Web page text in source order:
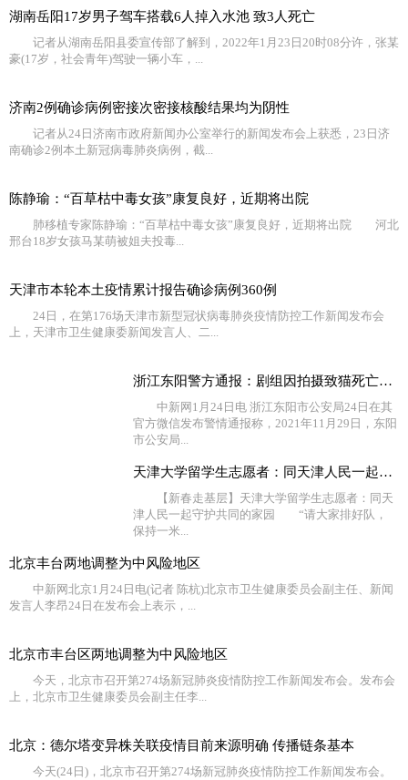
湖南岳阳17岁男子驾车搭载6人掉入水池 致3人死亡
记者从湖南岳阳县委宣传部了解到，2022年1月23日20时08分许，张某
豪(17岁，社会青年)驾驶一辆小车，...
济南2例确诊病例密接次密接核酸结果均为阴性
记者从24日济南市政府新闻办公室举行的新闻发布会上获悉，23日济
南确诊2例本土新冠病毒肺炎病例，截...
陈静瑜：“百草枯中毒女孩”康复良好，近期将出院
肺移植专家陈静瑜：“百草枯中毒女孩”康复良好，近期将出院 河北
邢台18岁女孩马某萌被姐夫投毒...
天津市本轮本土疫情累计报告确诊病例360例
24日，在第176场天津市新型冠状病毒肺炎疫情防控工作新闻发布会
上，天津市卫生健康委新闻发言人、二...
浙江东阳警方通报：剧组因拍摄致猫死亡等事实不成立
中新网1月24日电 浙江东阳市公安局24日在其
官方微信发布警情通报称，2021年11月29日，东阳
市公安局...
天津大学留学生志愿者：同天津人民一起守护共同的家园
【新春走基层】天津大学留学生志愿者：同天
津人民一起守护共同的家园 “请大家排好队，
保持一米...
北京丰台两地调整为中风险地区
中新网北京1月24日电(记者 陈杭)北京市卫生健康委员会副主任、新闻
发言人李昂24日在发布会上表示，...
北京市丰台区两地调整为中风险地区
今天，北京市召开第274场新冠肺炎疫情防控工作新闻发布会。发布会
上，北京市卫生健康委员会副主任李...
北京：德尔塔变异株关联疫情目前来源明确 传播链条基本
今天(24日)，北京市召开第274场新冠肺炎疫情防控工作新闻发布会。